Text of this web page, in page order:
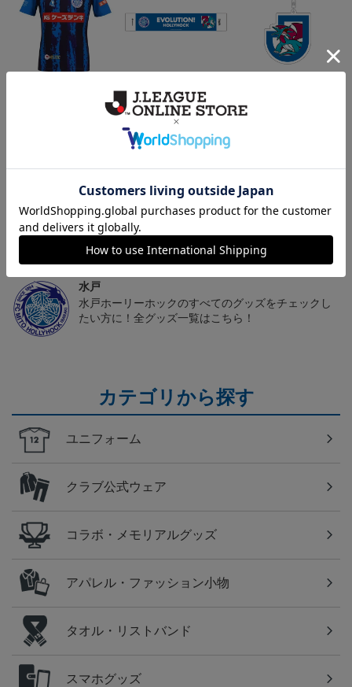
センティックユニフォー
ーマンダ タオルマフラー
2,500円 1,100円
トピックス
こだわりのデザインに注目！タオルマフラーは応援
の必須アイテム！
水戸
水戸ホーリーホックのすべてのグッズをチェックし
たい方に！全グッズ一覧はこちら！
カテゴリから探す
ユニフォーム
クラブ公式ウェア
コラボ・メモリアルグッズ
アパレル・ファッション小物
タオル・リストバンド
スマホグッズ